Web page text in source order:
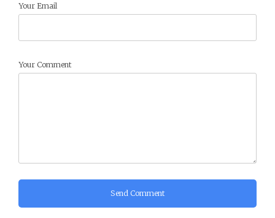
Your Email
Your Comment
Send Comment